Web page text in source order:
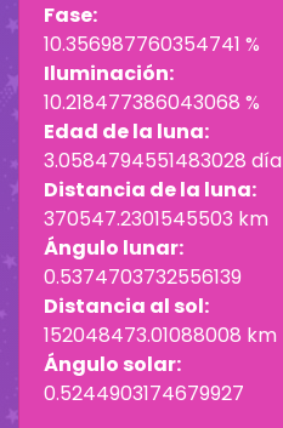
Fase:
10.356987760354741 %
Iluminación:
10.218477386043068 %
Edad de la luna:
3.0584794551483028 día
Distancia de la luna:
370547.2301545503 km
Ángulo lunar:
0.5374703732556139
Distancia al sol:
152048473.01088008 km
Ángulo solar:
0.5244903174679927